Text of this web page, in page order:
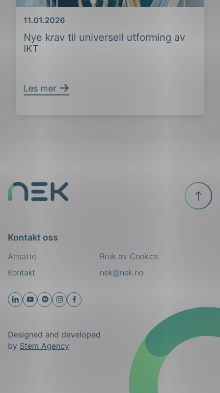
Nye krav til universell utforming av
IKT
Dato
11.01.2026
Les mer
Kontakt oss
Ansatte
nek@nek.no
Kontakt
Bruk av Cookies
Designed and developed
by Stem Agency
Til
toppen